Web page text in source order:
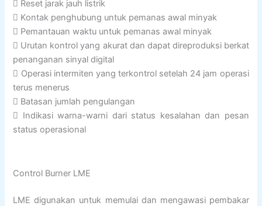
 Reset jarak jauh listrik
 Kontak penghubung untuk pemanas awal minyak
 Pemantauan waktu untuk pemanas awal minyak
 Urutan kontrol yang akurat dan dapat direproduksi berkat
penanganan sinyal digital
 Operasi intermiten yang terkontrol setelah 24 jam operasi
terus menerus
 Batasan jumlah pengulangan
 Indikasi warna-warni dari status kesalahan dan pesan
status operasional
Control Burner LME
LME digunakan untuk memulai dan mengawasi pembakar